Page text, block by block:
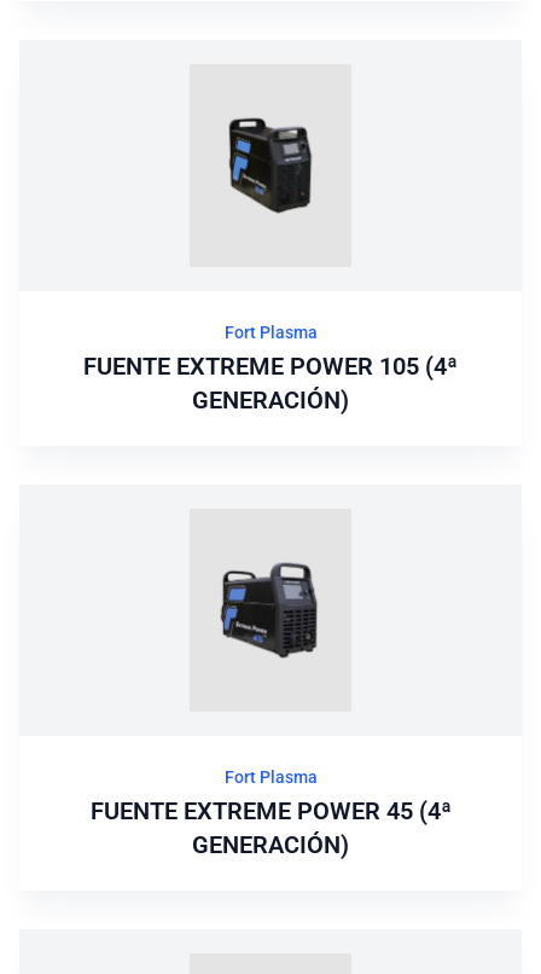
Fort Plasma
FUENTE EXTREME POWER 105 (4ª
GENERACIÓN)
Fort Plasma
FUENTE EXTREME POWER 45 (4ª
GENERACIÓN)